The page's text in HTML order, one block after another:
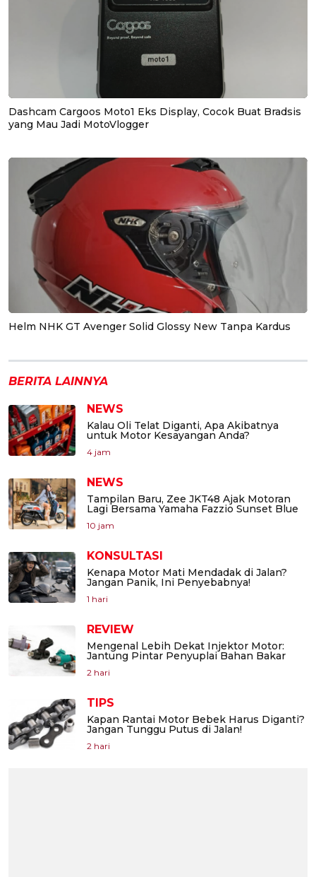
Dashcam Cargoos Moto1 Eks Display, Cocok Buat Bradsis
yang Mau Jadi MotoVlogger
Helm NHK GT Avenger Solid Glossy New Tanpa Kardus
BERITA LAINNYA
NEWS
Kalau Oli Telat Diganti, Apa Akibatnya
untuk Motor Kesayangan Anda?
4 jam
NEWS
Tampilan Baru, Zee JKT48 Ajak Motoran
Lagi Bersama Yamaha Fazzio Sunset Blue
10 jam
KONSULTASI
Kenapa Motor Mati Mendadak di Jalan?
Jangan Panik, Ini Penyebabnya!
1 hari
REVIEW
Mengenal Lebih Dekat Injektor Motor:
Jantung Pintar Penyuplai Bahan Bakar
2 hari
TIPS
Kapan Rantai Motor Bebek Harus Diganti?
Jangan Tunggu Putus di Jalan!
2 hari